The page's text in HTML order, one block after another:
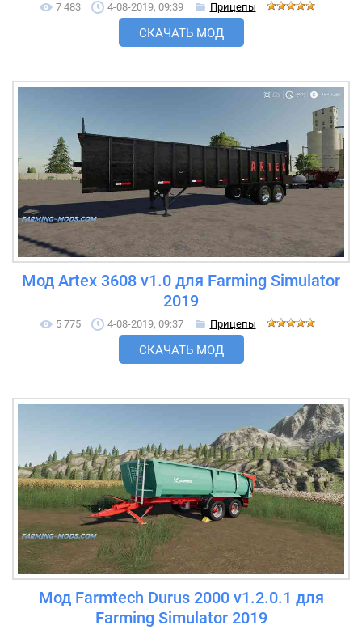
7 483 4-08-2019, 09:39 Прицепы
СКАЧАТЬ МОД
Мод Artex 3608 v1.0 для Farming Simulator
2019
5 775 4-08-2019, 09:37 Прицепы
СКАЧАТЬ МОД
Мод Farmtech Durus 2000 v1.2.0.1 для
Farming Simulator 2019